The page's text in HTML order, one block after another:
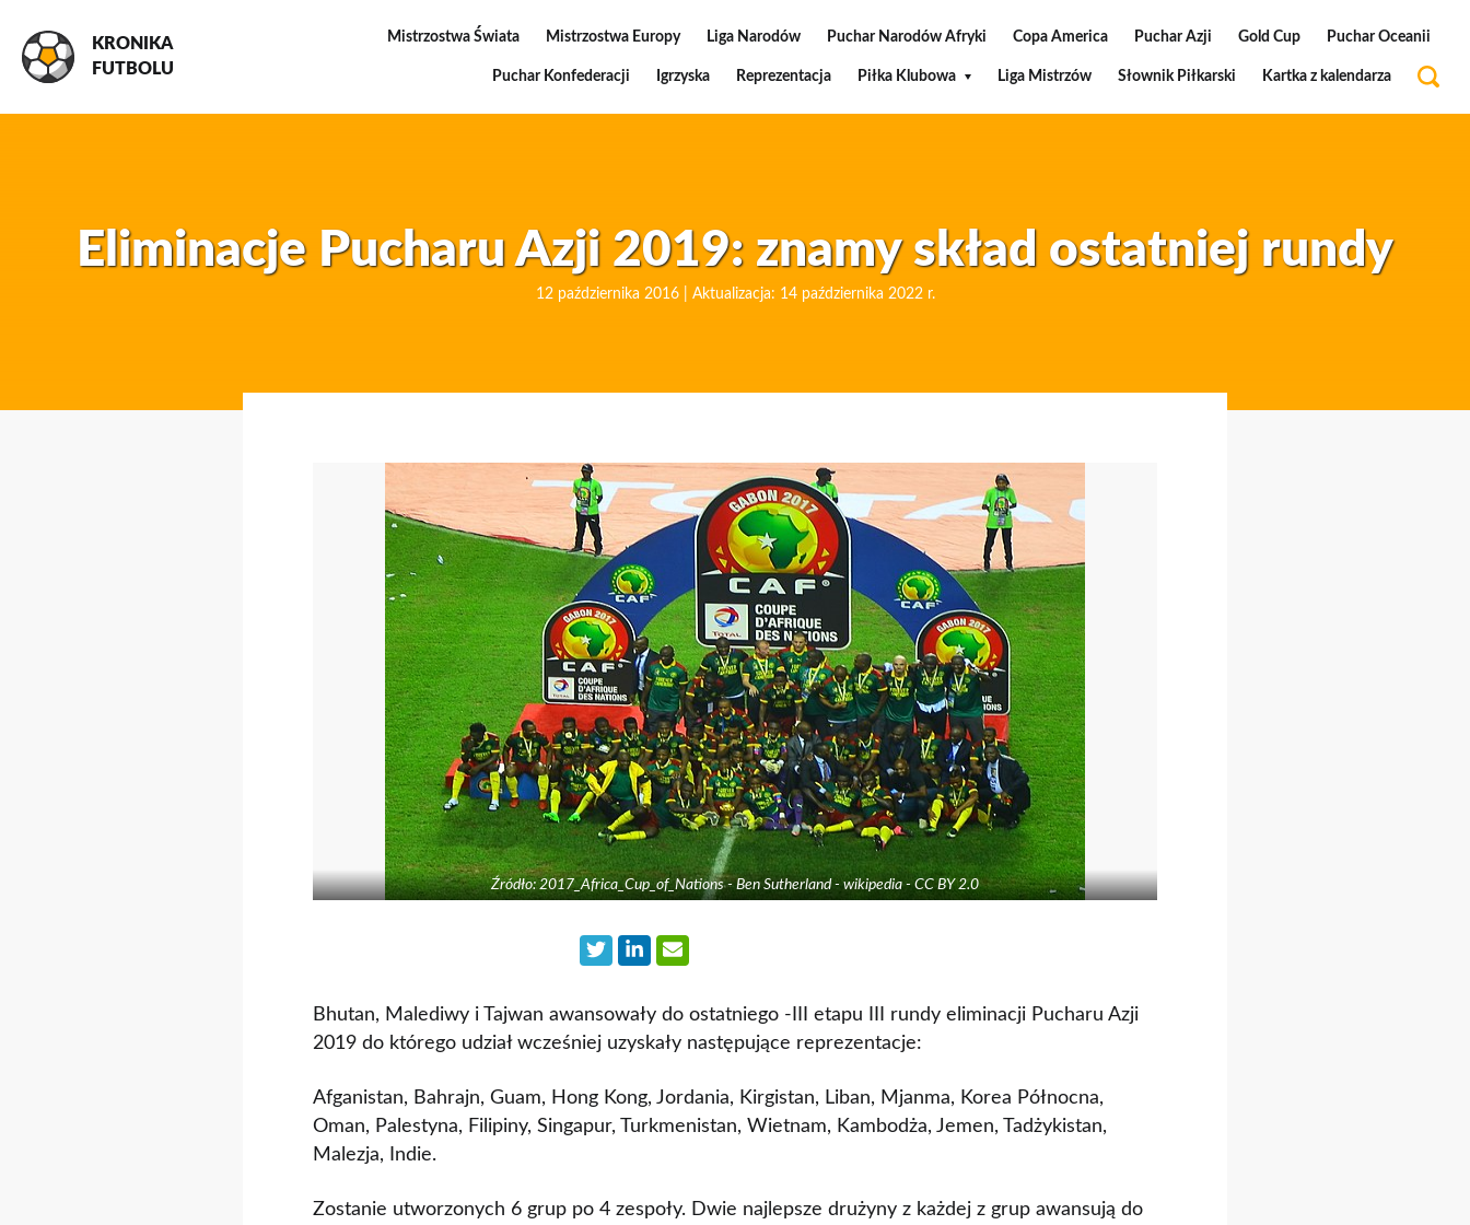
KRONIKA
FUTBOLU
Mistrzostwa Świata Mistrzostwa Europy Liga Narodów Puchar Narodów Afryki Copa America Puchar Azji Gold Cup Puchar Oceanii
Puchar Konfederacji Igrzyska Reprezentacja Piłka Klubowa Liga Mistrzów Słownik Piłkarski Kartka z kalendarza
Eliminacje Pucharu Azji 2019: znamy skład ostatniej rundy
12 października 2016 | Aktualizacja: 14 października 2022 r.
Źródło: 2017_Africa_Cup_of_Nations - Ben Sutherland - wikipedia - CC BY 2.0
Bhutan, Malediwy i Tajwan awansowały do ostatniego -III etapu III rundy eliminacji Pucharu Azji
2019 do którego udział wcześniej uzyskały następujące reprezentacje:
Afganistan, Bahrajn, Guam, Hong Kong, Jordania, Kirgistan, Liban, Mjanma, Korea Północna,
Oman, Palestyna, Filipiny, Singapur, Turkmenistan, Wietnam, Kambodża, Jemen, Tadżykistan,
Malezja, Indie.
Zostanie utworzonych 6 grup po 4 zespoły. Dwie najlepsze drużyny z każdej z grup awansują do